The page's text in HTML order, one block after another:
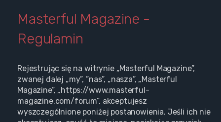
Masterful Magazine -
Regulamin
Rejestrując się na witrynie „Masterful Magazine”,
zwanej dalej „my”, ”nas”, „nasza”, „Masterful
Magazine”, „https://www.masterful-
magazine.com/forum”, akceptujesz
wyszczególnione poniżej postanowienia. Jeśli ich nie